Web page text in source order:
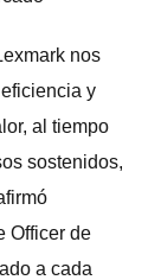
nos
y
al tiempo
sostenidos,
Officer de
a cada